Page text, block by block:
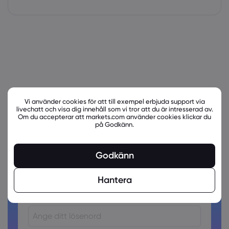
Skapa ett konto!
Vi använder cookies för att till exempel erbjuda support via
livechatt och visa dig innehåll som vi tror att du är intresserad av.
Om du accepterar att markets.com använder cookies klickar du
på Godkänn.
Godkänn
Hantera